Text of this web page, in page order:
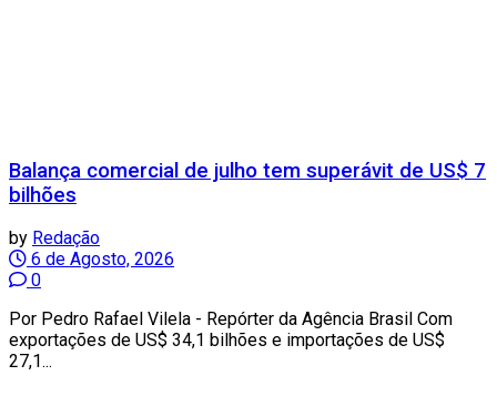
Balança comercial de julho tem superávit de US$ 7
bilhões
by Redação
6 de Agosto, 2026
0
Por Pedro Rafael Vilela - Repórter da Agência Brasil Com
exportações de US$ 34,1 bilhões e importações de US$
27,1...